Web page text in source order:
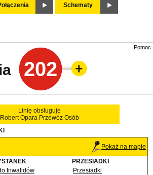
Schematy
202
Pomoc
Linię obsługuje
Robert Opara Przewóz Osób
Pokaż na mapie
PRZESIADKI
Inwalidów
Przesiadki